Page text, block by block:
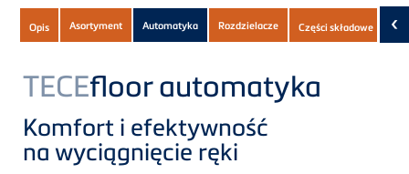
Subnavigation
of
current
Product
Opis Asortyment Automatyka Rozdzielacze Części składowe Do
‹
TECEfloor automatyka
Komfort i efektywność
na wyciągnięcie ręki